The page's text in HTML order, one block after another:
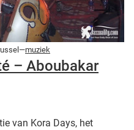
muziek
– Aboubakar
van Kora Days, het